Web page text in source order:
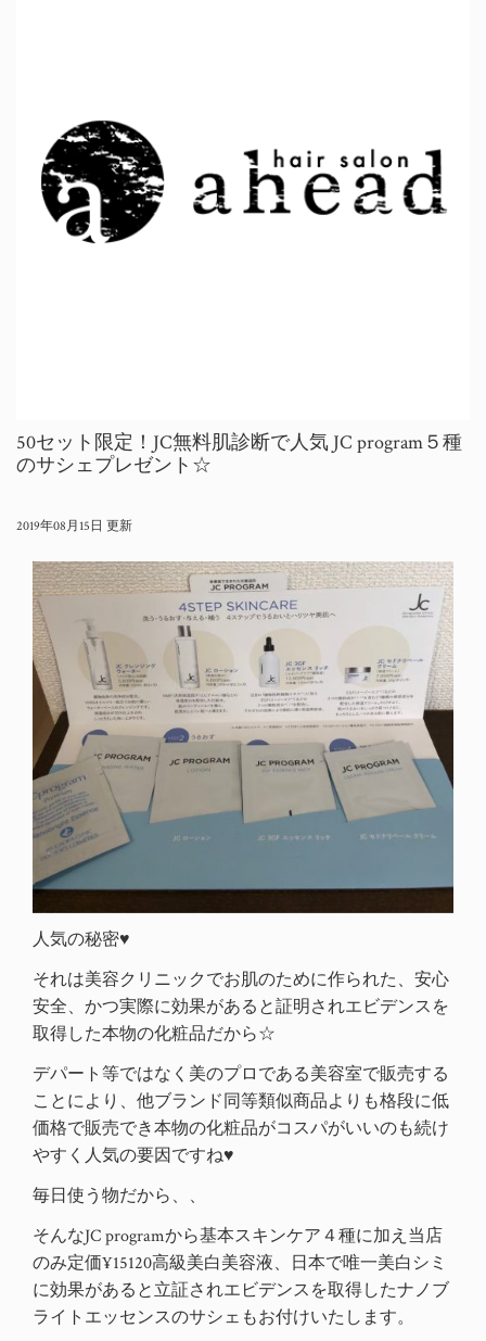
50セット限定！JC無料肌診断で人気 JC program５種
のサシェプレゼント☆
2019年08月15日 更新
人気の秘密♥
それは美容クリニックでお肌のために作られた、安心
安全、かつ実際に効果があると証明されエビデンスを
取得した本物の化粧品だから☆
デパート等ではなく美のプロである美容室で販売する
ことにより、他ブランド同等類似商品よりも格段に低
価格で販売でき本物の化粧品がコスパがいいのも続け
やすく人気の要因ですね♥
毎日使う物だから、、
そんなJC programから基本スキンケア４種に加え当店
のみ定価¥15120高級美白美容液、日本で唯一美白シミ
に効果があると立証されエビデンスを取得したナノブ
ライトエッセンスのサシェもお付けいたします。